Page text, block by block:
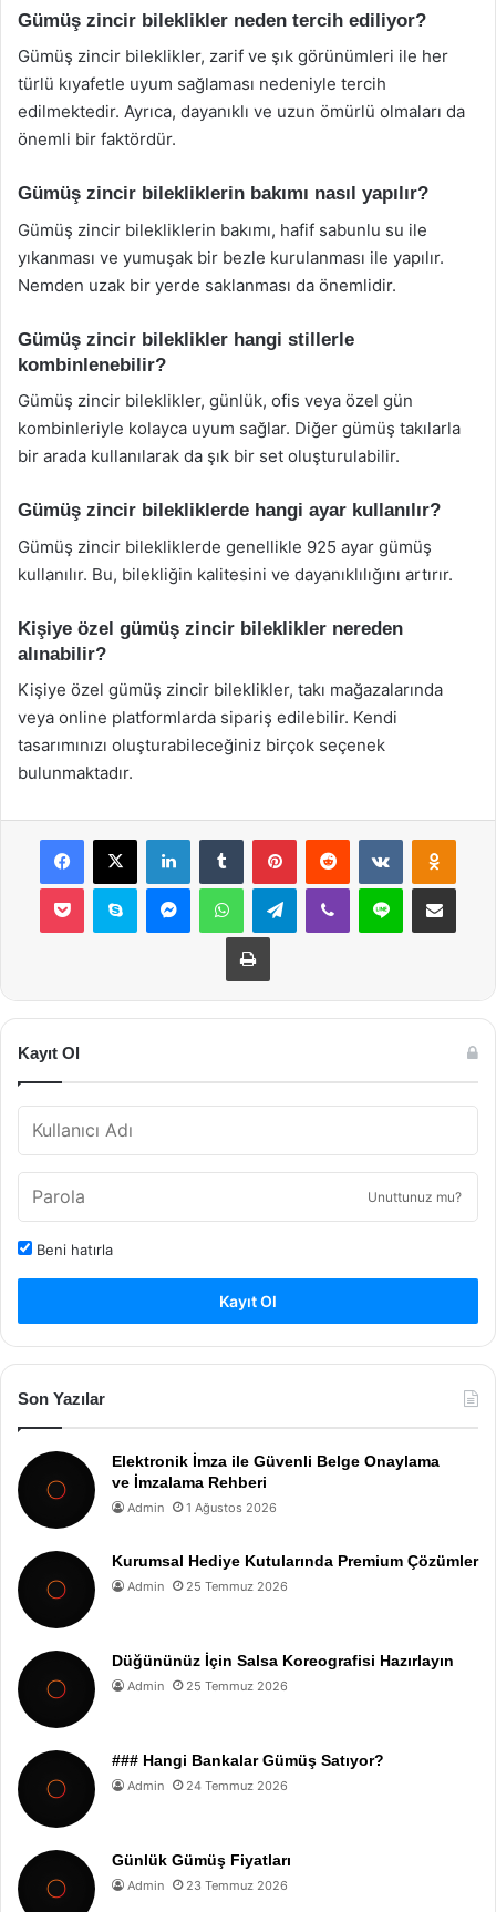
Gümüş zincir bileklikler neden tercih ediliyor?
Gümüş zincir bileklikler, zarif ve şık görünümleri ile her
türlü kıyafetle uyum sağlaması nedeniyle tercih
edilmektedir. Ayrıca, dayanıklı ve uzun ömürlü olmaları da
önemli bir faktördür.
Gümüş zincir bilekliklerin bakımı nasıl yapılır?
Gümüş zincir bilekliklerin bakımı, hafif sabunlu su ile
yıkanması ve yumuşak bir bezle kurulanması ile yapılır.
Nemden uzak bir yerde saklanması da önemlidir.
Gümüş zincir bileklikler hangi stillerle
kombinlenebilir?
Gümüş zincir bileklikler, günlük, ofis veya özel gün
kombinleriyle kolayca uyum sağlar. Diğer gümüş takılarla
bir arada kullanılarak da şık bir set oluşturulabilir.
Gümüş zincir bilekliklerde hangi ayar kullanılır?
Gümüş zincir bilekliklerde genellikle 925 ayar gümüş
kullanılır. Bu, bilekliğin kalitesini ve dayanıklılığını artırır.
Kişiye özel gümüş zincir bileklikler nereden
alınabilir?
Kişiye özel gümüş zincir bileklikler, takı mağazalarında
veya online platformlarda sipariş edilebilir. Kendi
tasarımınızı oluşturabileceğiniz birçok seçenek
bulunmaktadır.
Facebook
X LinkedInTumblr PinterestReddit VKontakte
Pocket Skype MessengerWhatsAppTelegramViber Line E-Posta ile
Yazdır
Kayıt Ol
Unuttunuz mu?
Beni hatırla
Kayıt Ol
Son Yazılar
Elektronik İmza ile Güvenli Belge Onaylama
ve İmzalama Rehberi
Admin 1 Ağustos 2026
Kurumsal Hediye Kutularında Premium Çözümler
Admin 25 Temmuz 2026
Düğününüz İçin Salsa Koreografisi Hazırlayın
Admin 25 Temmuz 2026
### Hangi Bankalar Gümüş Satıyor?
Admin 24 Temmuz 2026
Günlük Gümüş Fiyatları
Admin 23 Temmuz 2026